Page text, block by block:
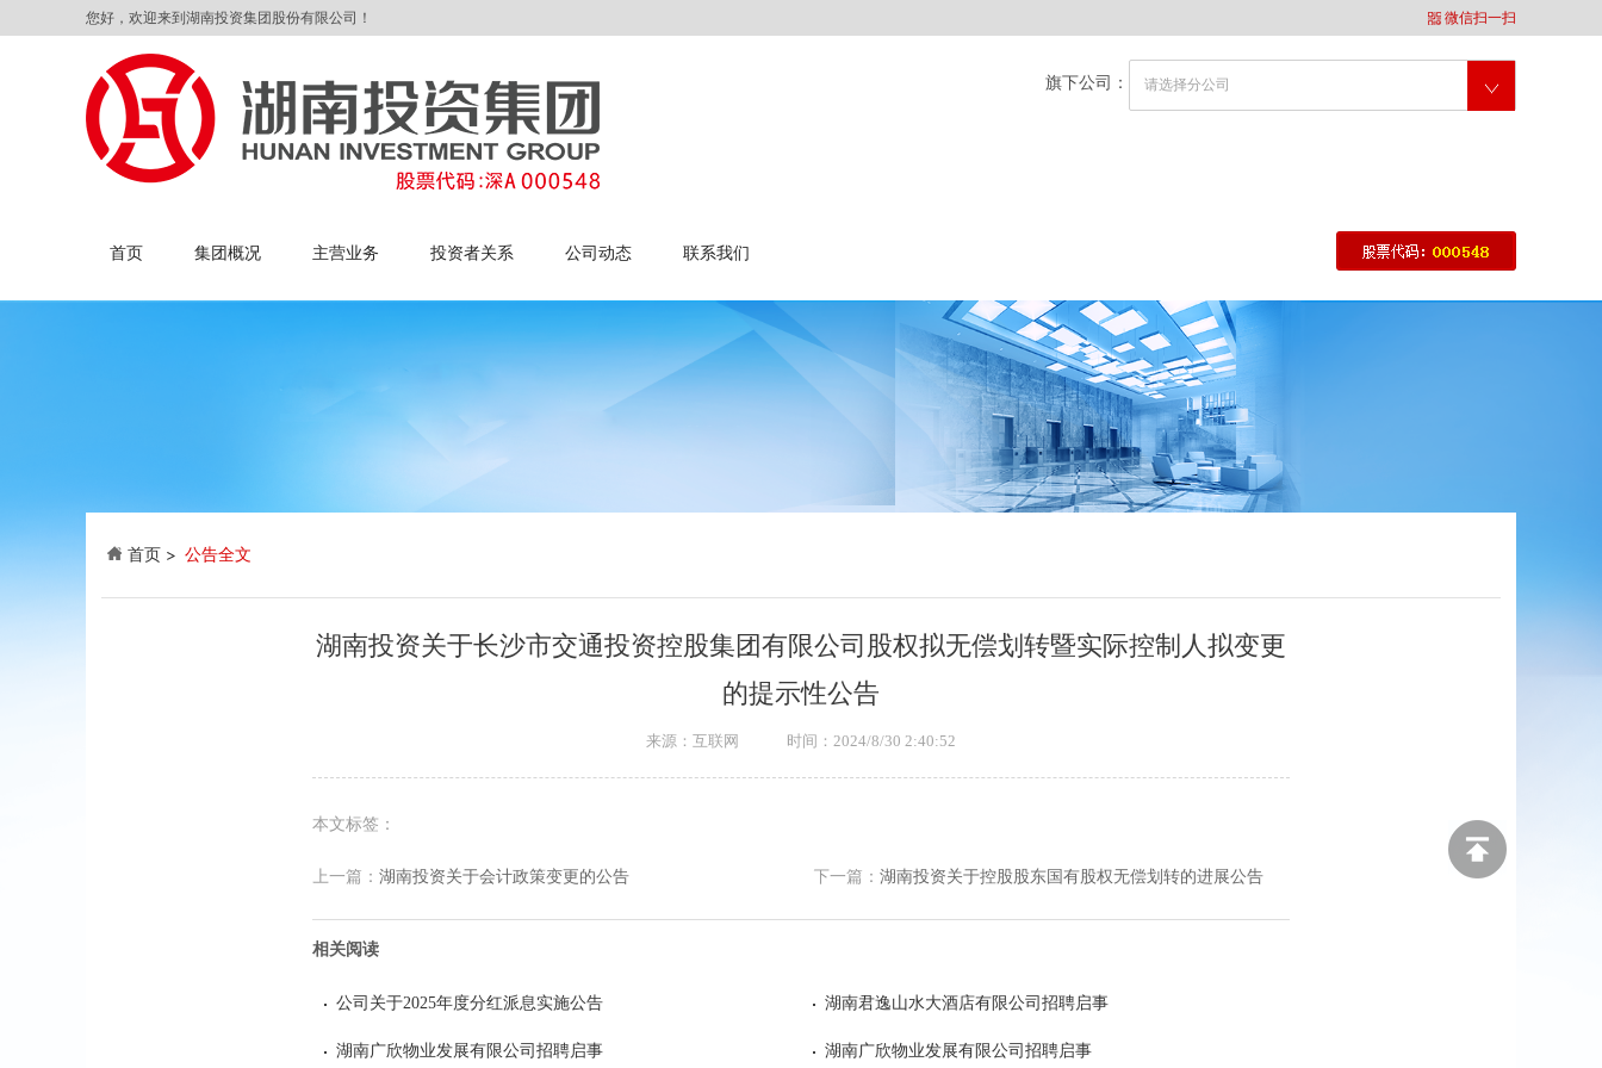
您好，欢迎来到湖南投资集团股份有限公司！ 微信扫一扫
旗下公司： 请选择分公司
首页 集团概况 主营业务 投资者关系 公司动态 联系我们
首页 公告全文
湖南投资关于长沙市交通投资控股集团有限公司股权拟无偿划转暨实际控制人拟变更
的提示性公告
来源：互联网 时间：2024/8/30 2:40:52
本文标签：
上一篇： 湖南投资关于会计政策变更的公告 下一篇： 湖南投资关于控股股东国有股权无偿划转的进展公告
相关阅读
公司关于2025年度分红派息实施公告 湖南君逸山水大酒店有限公司招聘启事
湖南广欣物业发展有限公司招聘启事 湖南广欣物业发展有限公司招聘启事